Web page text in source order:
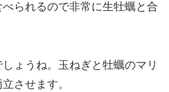
られるので非常に生牡蠣と合
ょうね。玉ねぎと牡蠣のマリ
させます。